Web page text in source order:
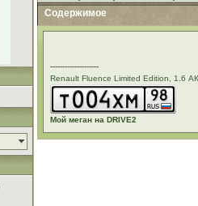
Содержимое
--------------------
Renault Fluence Limited Edition, 1.6
Мой меган на DRIVE2